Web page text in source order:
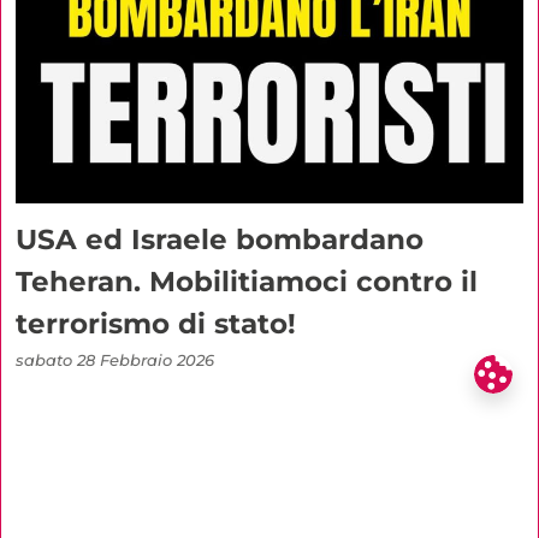
USA ed Israele bombardano
Teheran. Mobilitiamoci contro il
terrorismo di stato!
sabato 28 Febbraio 2026